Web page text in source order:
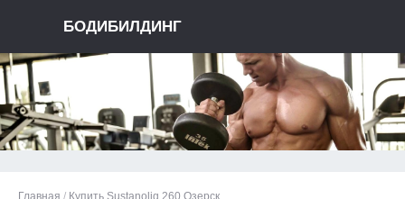
БОДИБИЛДИНГ
Главная / Купить Sustanoliq 260 Озерск